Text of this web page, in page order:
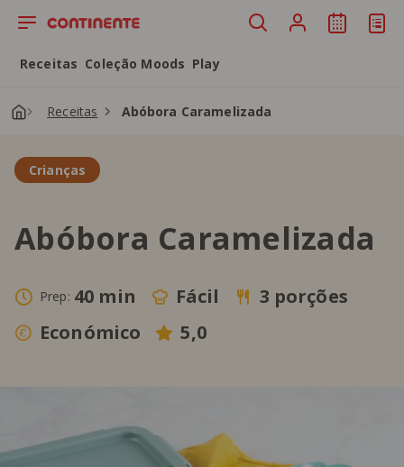
Saltar para o conteúdo principal
Receitas Coleção Moods Play
Receitas Abóbora Caramelizada
Crianças
Abóbora Caramelizada
Prep: 40 min Fácil
3 porções
Económico
5,0